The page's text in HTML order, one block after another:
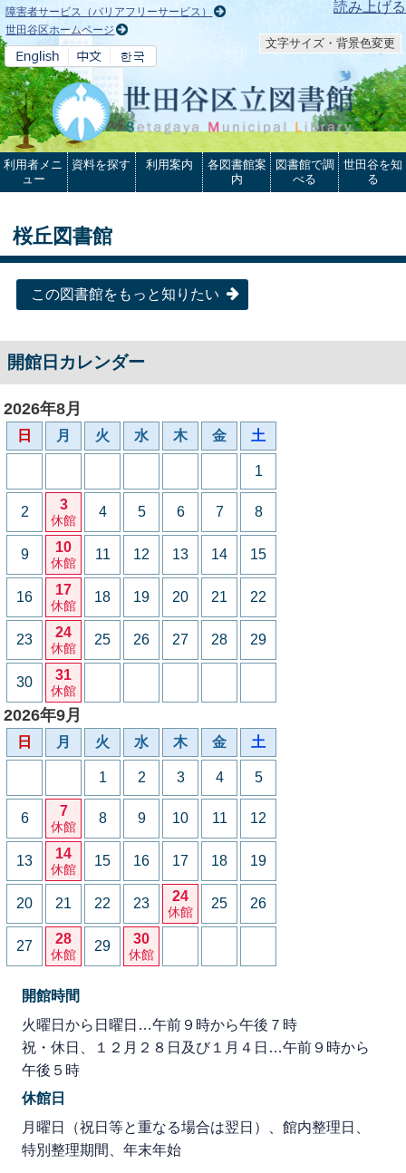
本文へ 読み上げる
障害者サービス（バリアフリーサービス）
世田谷区ホームページ
文字サイズ・背景色変更
利用者メニ
ュー
資料を探す 利用案内
各図書館案
内
図書館で調
べる
世田谷を知
る
桜丘図書館
この図書館をもっと知りたい
開館日カレンダー
2026年8月
日 月 火 水 木 金 土
1
2 3
休館
4 5 6 7 8
9 10
休館
11 12 13 14 15
16 17
休館
18 19 20 21 22
23 24
休館
25 26 27 28 29
30 31
休館
2026年9月
日 月 火 水 木 金 土
1 2 3 4 5
6 7
休館
8 9 10 11 12
13 14
休館
15 16 17 18 19
20 21 22 23 24
休館
25 26
27 28
休館
29 30
休館
開館時間
火曜日から日曜日…午前９時から午後７時
祝・休日、１２月２８日及び１月４日…午前９時から
午後５時
休館日
月曜日（祝日等と重なる場合は翌日）、館内整理日、
特別整理期間、年末年始